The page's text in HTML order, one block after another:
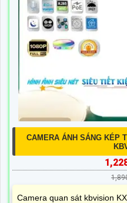
CAMERA ÁNH SÁNG KÉP
Camera quan sát kbvision